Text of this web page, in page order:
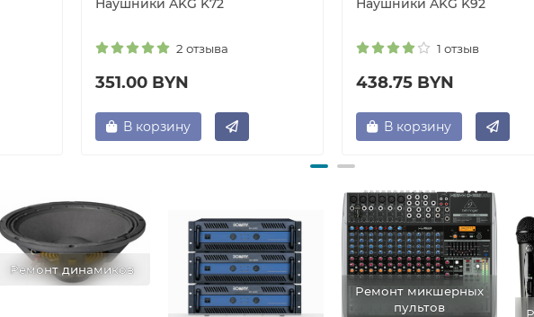
Наушники AKG K72
2 отзыва
351.00 BYN
В корзину
Наушники AKG K92
1 отзыв
438.75 BYN
В корзину
Ремонт динамиков
Ремонт микшерных
пультов